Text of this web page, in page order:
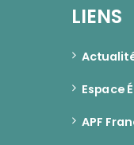
LIENS
Espace
APF